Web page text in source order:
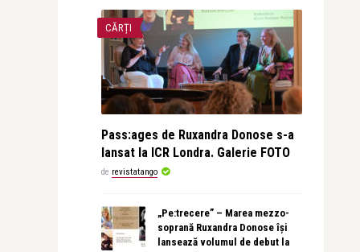
CĂRȚI
Pass:ages de Ruxandra Donose s-a
lansat la ICR Londra. Galerie FOTO
de revistatango
„Pe:trecere” – Marea mezzo-
soprană Ruxandra Donose își
lansează volumul de debut la